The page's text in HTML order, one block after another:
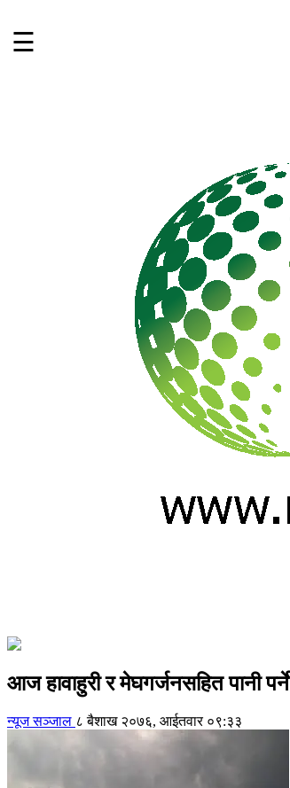
☰
आज हावाहुरी र मेघगर्जनसहित पानी पर्ने
न्यूज सञ्जाल ८ बैशाख २०७६, आईतवार ०९:३३